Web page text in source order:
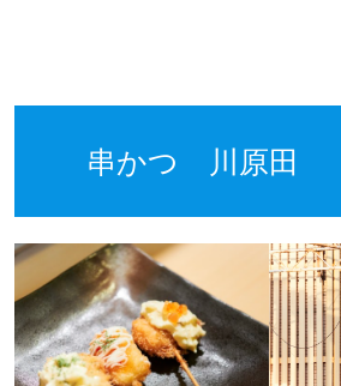
串かつ 川原田